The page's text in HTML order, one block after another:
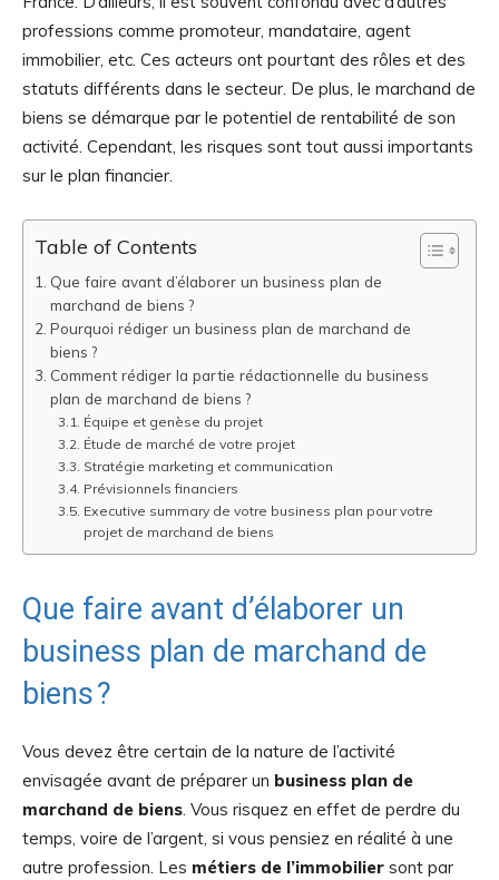
professions comme promoteur, mandataire, agent
immobilier, etc. Ces acteurs ont pourtant des rôles et des
statuts différents dans le secteur. De plus, le marchand de
biens se démarque par le potentiel de rentabilité de son
activité. Cependant, les risques sont tout aussi importants
sur le plan financier.
Table of Contents
Que faire avant d’élaborer un business plan de
marchand de biens ?
Pourquoi rédiger un business plan de marchand de
biens ?
Comment rédiger la partie rédactionnelle du business
plan de marchand de biens ?
Équipe et genèse du projet
Étude de marché de votre projet
Stratégie marketing et communication
Prévisionnels financiers
Executive summary de votre business plan pour votre
projet de marchand de biens
Que faire avant d’élaborer un
business plan de marchand de
biens ?
Vous devez être certain de la nature de l’activité
envisagée avant de préparer un business plan de
marchand de biens. Vous risquez en effet de perdre du
temps, voire de l’argent, si vous pensiez en réalité à une
autre profession. Les métiers de l’immobilier sont par